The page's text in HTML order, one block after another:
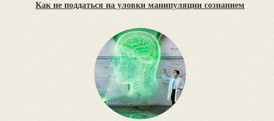
Как не поддаться на уловки манипуляции сознанием